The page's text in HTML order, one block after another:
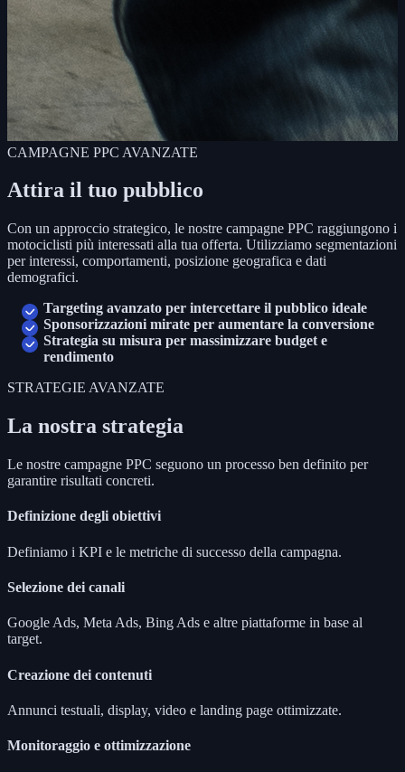
CAMPAGNE PPC AVANZATE
Attira il tuo pubblico
Con un approccio strategico, le nostre campagne PPC raggiungono i
motociclisti più interessati alla tua offerta. Utilizziamo segmentazioni
per interessi, comportamenti, posizione geografica e dati
demografici.
Targeting avanzato per intercettare il pubblico ideale
Sponsorizzazioni mirate per aumentare la conversione
Strategia su misura per massimizzare budget e
rendimento
STRATEGIE AVANZATE
La nostra strategia
Le nostre campagne PPC seguono un processo ben definito per
garantire risultati concreti.
Definizione degli obiettivi
Definiamo i KPI e le metriche di successo della campagna.
Selezione dei canali
Google Ads, Meta Ads, Bing Ads e altre piattaforme in base al
target.
Creazione dei contenuti
Annunci testuali, display, video e landing page ottimizzate.
Monitoraggio e ottimizzazione